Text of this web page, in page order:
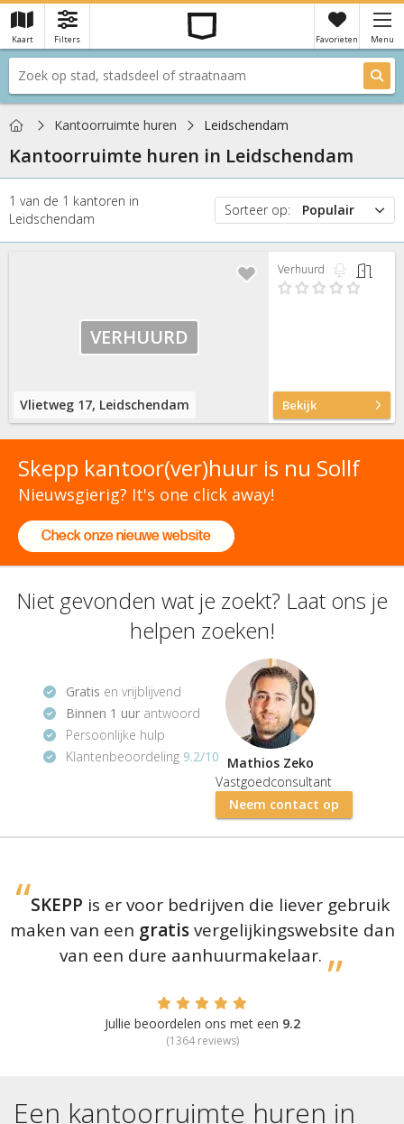
Kaart Filters Favorieten Menu
Je hebt nog geen favorieten ×
HomeKantoorruimte huren Leidschendam
Kantoorruimte huren in Leidschendam
1 van de 1 kantoren in
Leidschendam
Sorteer op:
Populair
Prijs
Vlietweg 17, Leidschendam
VERHUURD
Verhuurd
Bekijk
Skepp kantoor(ver)huur is nu Sollf
Nieuwsgierig? It's one click away!
Check onze nieuwe website
Niet gevonden wat je zoekt? Laat ons je
helpen zoeken!
Gratis en vrijblijvend
Binnen 1 uur antwoord
Persoonlijke hulp
Klantenbeoordeling 9.2/10 Mathios Zeko
Vastgoedconsultant
Neem contact op
SKEPP is er voor bedrijven die liever gebruik
maken van een gratisvergelijkingswebsite dan
van een dure aanhuurmakelaar.
Jullie beoordelen ons met een 9.2
(1364reviews)
Een kantoorruimte huren in